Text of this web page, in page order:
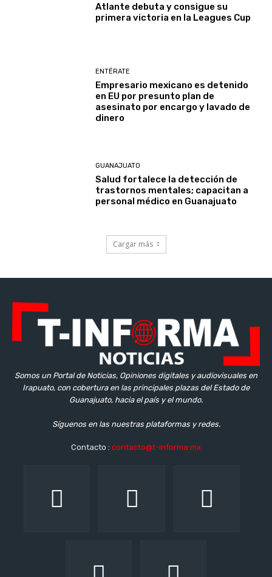
Atlante debuta y consigue su
primera victoria en la Leagues Cup
ENTÉRATE
Empresario mexicano es detenido
en EU por presunto plan de
asesinato por encargo y lavado de
dinero
GUANAJUATO
Salud fortalece la detección de
trastornos mentales; capacitan a
personal médico en Guanajuato
Cargar más
Somos un Portal de Noticias, Opiniones digitales y audiovisuales en
Irapuato, con cobertura en las principales plazas del Estado de
Guanajuato, hacia el país y el mundo.
Síguenos en las nuestras plataformas y redes.
Contacto : contacto@t-informa.mx